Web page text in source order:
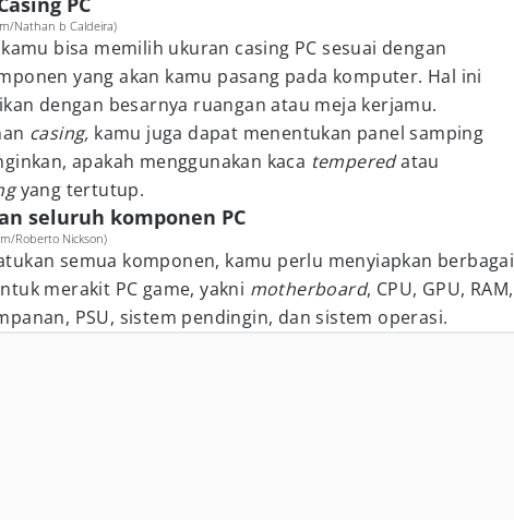
Nathan b Caldeira)
bisa memilih ukuran casing PC sesuai dengan
yang akan kamu pasang pada komputer. Hal ini
dengan besarnya ruangan atau meja kerjamu.
casing, kamu juga dapat menentukan panel samping
apakah menggunakan kaca temperedatau
yang tertutup.
seluruh komponen PC
Roberto Nickson)
semua komponen, kamu perlu menyiapkan berbagai
merakit PC game, yakni motherboard, CPU, GPU, RAM,
PSU, sistem pendingin, dan sistem operasi.